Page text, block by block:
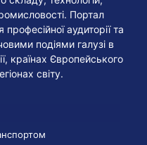
Портал
професійної аудиторії та
подіями галузі в
країнах Європейського
світу.